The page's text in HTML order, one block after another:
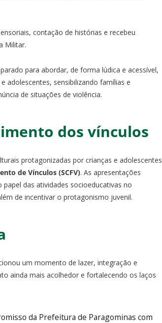
contação de histórias e recebeu
Militar.
para abordar, de forma lúdica e acessível,
adolescentes, sensibilizando famílias e
de situações de violência.
dos vínculos
protagonizadas por crianças e adolescentes
de Vínculos (SCFV). As apresentações
das atividades socioeducativas no
de incentivar o protagonismo juvenil.
um momento de lazer, integração e
ainda mais acolhedor e fortalecendo os laços
da Prefeitura de Paragominas com